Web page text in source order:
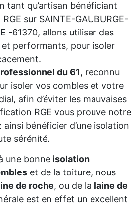
tant qu’artisan bénéficiant
sur SAINTE-GAUBURGE-
-61370, allons utiliser des
performants, pour isoler
du 61, reconnu
isoler vos combles et votre
afin d’éviter les mauvaises
RGE vous prouve notre
ainsi bénéficier d’une isolation
sérénité.
une bonne isolation
et de la toiture, nous
de roche, ou de la laine de
est en effet un excellent